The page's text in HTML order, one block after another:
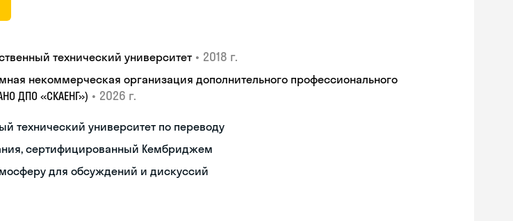
технический университет • 2018 г.
некоммерческая организация дополнительного профессионального
ДПО «СКАЕНГ») • 2026 г.
технический университет по переводу
сертифицированный Кембриджем
для обсуждений и дискуссий